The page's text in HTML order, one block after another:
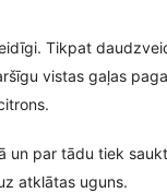
Tikpat
vistas gaļas
un par tādu tiek
atklātas uguns.